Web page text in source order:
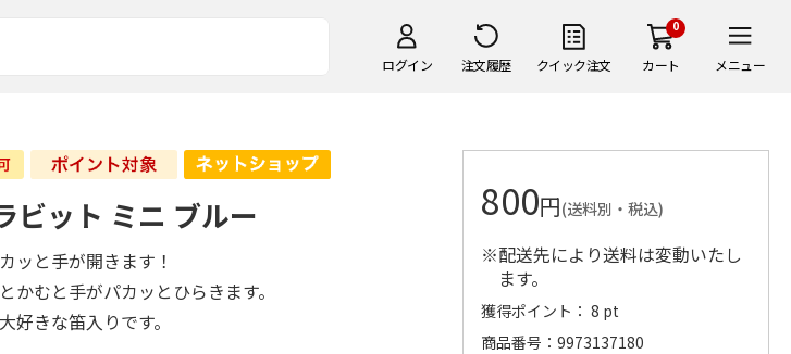
ログイン 注文履歴 クイック注文
0
カート メニュー
ビット ミニ ブルー
ッと手が開きます！
かむと手がパカッとひらきます。
好きな笛入りです。
800円(送料別・税込)
※配送先により送料は変動いたし
ます。
獲得ポイント： 8 pt
商品番号
9973137180